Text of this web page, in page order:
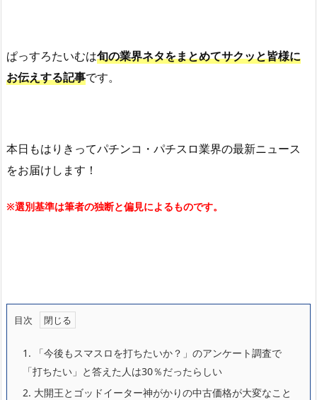
ぱっすろたいむは旬の業界ネタをまとめてサクッと皆様に
お伝えする記事です。
本日もはりきってパチンコ・パチスロ業界の最新ニュース
をお届けします！
※選別基準は筆者の独断と偏見によるものです。
目次
1. 「今後もスマスロを打ちたいか？」のアンケート調査で
「打ちたい」と答えた人は30％だったらしい
2. 大開王とゴッドイーター神がかりの中古価格が大変なこと